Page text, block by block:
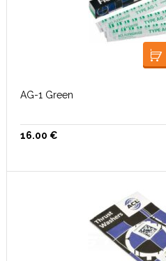
AG-1 Green
16.00 €